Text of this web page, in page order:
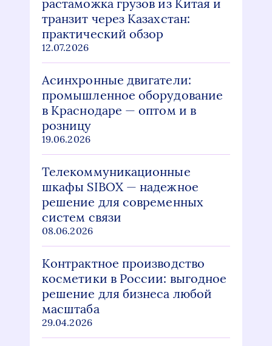
растаможка грузов из Китая и
транзит через Казахстан:
практический обзор
12.07.2026
Асинхронные двигатели:
промышленное оборудование
в Краснодаре — оптом и в
розницу
19.06.2026
Телекоммуникационные
шкафы SIBOX — надежное
решение для современных
систем связи
08.06.2026
Контрактное производство
косметики в России: выгодное
решение для бизнеса любой
масштаба
29.04.2026